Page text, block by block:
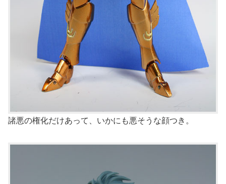
諸悪の権化だけあって、いかにも悪そうな顔つき。